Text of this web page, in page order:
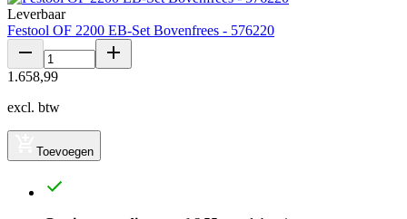
Leverbaar
Festool OF 2200 EB-Set Bovenfrees - 576220
1 .658,99
excl. btw
Toevoegen